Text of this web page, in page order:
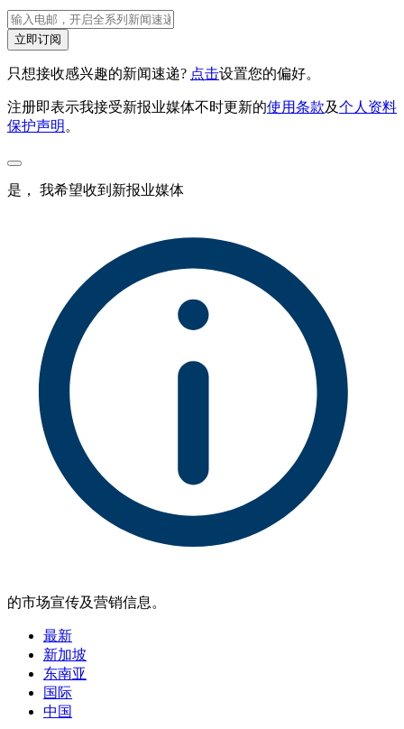
立即订阅
只想接收感兴趣的新闻速递? 点击设置您的偏好。
注册即表示我接受新报业媒体不时更新的使用条款及个人资料
保护声明 。
是， 我希望收到新报业媒体
的市场宣传及营销信息。
最新
新加坡
东南亚
国际
中国